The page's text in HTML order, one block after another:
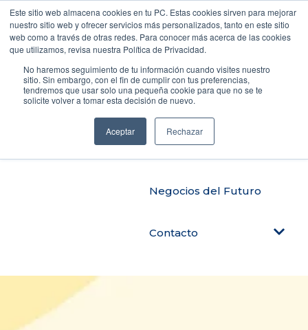
Este sitio web almacena cookies en tu PC. Estas cookies sirven para mejorar
nuestro sitio web y ofrecer servicios más personalizados, tanto en este sitio
web como a través de otras redes. Para conocer más acerca de las cookies
que utilizamos, revisa nuestra Política de Privacidad.
No haremos seguimiento de tu información cuando visites nuestro
sitio. Sin embargo, con el fin de cumplir con tus preferencias,
tendremos que usar solo una pequeña cookie para que no se te
solicite volver a tomar esta decisión de nuevo.
Aceptar Rechazar
Productos
Automatiza tu negocio
Blog Tendencias
Negocios del Futuro
Contacto